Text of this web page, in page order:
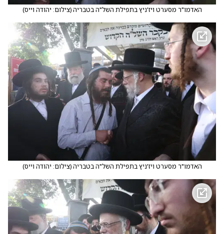
האדמו"ר מסערט ויז'ניץ בתפילת השל"ה בטבריה(צילום: יהודה וייס)
האדמו"ר מסערט ויז'ניץ בתפילת השל"ה בטבריה(צילום: יהודה וייס)